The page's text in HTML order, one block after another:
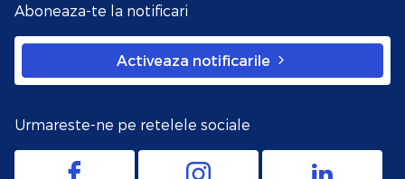
Aboneaza-te la notificari
Activeaza notificarile
Urmareste-ne pe retelele sociale